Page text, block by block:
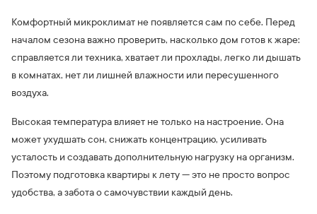
Комфортный микроклимат не появляется сам по себе. Перед
началом сезона важно проверить, насколько дом готов к жаре:
справляется ли техника, хватает ли прохлады, легко ли дышать
в комнатах, нет ли лишней влажности или пересушенного
воздуха.
Высокая температура влияет не только на настроение. Она
может ухудшать сон, снижать концентрацию, усиливать
усталость и создавать дополнительную нагрузку на организм.
Поэтому подготовка квартиры к лету — это не просто вопрос
удобства, а забота о самочувствии каждый день.